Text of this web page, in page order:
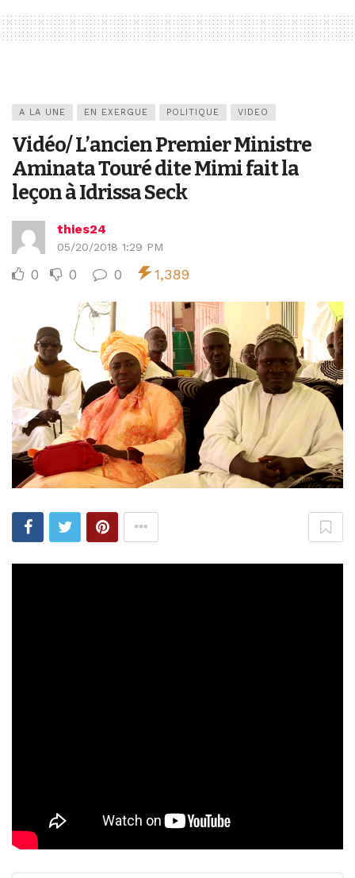
A LA UNE EN EXERGUE POLITIQUE VIDEO
Vidéo/ L’ancien Premier Ministre
Aminata Touré dite Mimi fait la
leçon à Idrissa Seck
thies24
05/20/2018 1:29 PM
0 0 0 1,389